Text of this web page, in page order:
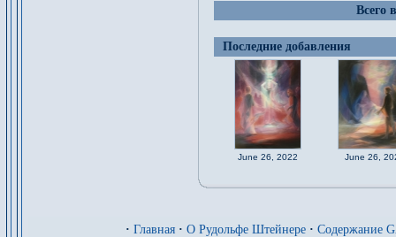
Всего
Последние добавления
June 26, 2022 June 26,
· Главная · О Рудольфе Штейнере · Содержание